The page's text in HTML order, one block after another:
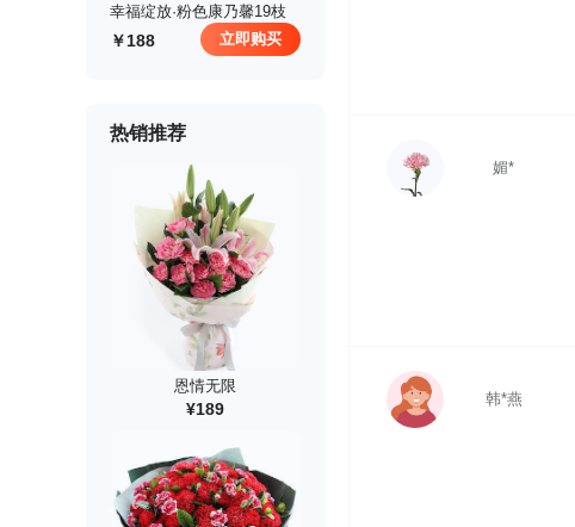
幸福绽放·粉色康乃馨19枝
188 立即购买
热销推荐
恩情无限
¥189
媚*
韩*燕